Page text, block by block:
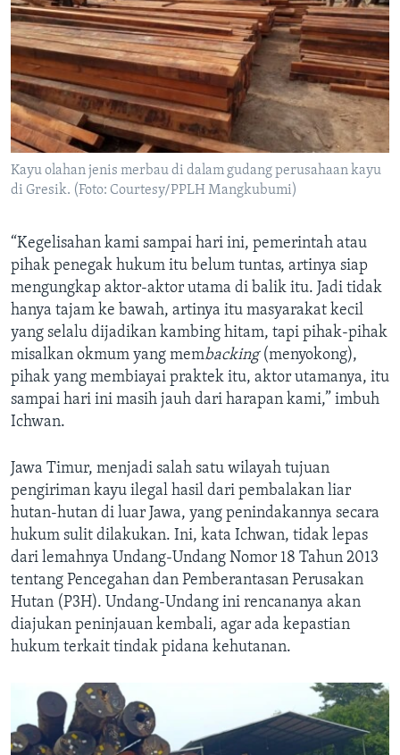
Kayu olahan jenis merbau di dalam gudang perusahaan kayu
di Gresik. (Foto: Courtesy/PPLH Mangkubumi)
“Kegelisahan kami sampai hari ini, pemerintah atau
pihak penegak hukum itu belum tuntas, artinya siap
mengungkap aktor-aktor utama di balik itu. Jadi tidak
hanya tajam ke bawah, artinya itu masyarakat kecil
yang selalu dijadikan kambing hitam, tapi pihak-pihak
misalkan okmum yang membacking (menyokong),
pihak yang membiayai praktek itu, aktor utamanya, itu
sampai hari ini masih jauh dari harapan kami,” imbuh
Ichwan.
Jawa Timur, menjadi salah satu wilayah tujuan
pengiriman kayu ilegal hasil dari pembalakan liar
hutan-hutan di luar Jawa, yang penindakannya secara
hukum sulit dilakukan. Ini, kata Ichwan, tidak lepas
dari lemahnya Undang-Undang Nomor 18 Tahun 2013
tentang Pencegahan dan Pemberantasan Perusakan
Hutan (P3H). Undang-Undang ini rencananya akan
diajukan peninjauan kembali, agar ada kepastian
hukum terkait tindak pidana kehutanan.